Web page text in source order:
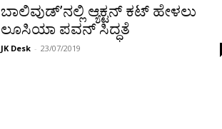
ಬಾಲಿವುಡ್’ನಲ್ಲಿ ಆ್ಯಕ್ಟನ್ ಕಟ್ ಹೇಳಲು
ಲೂಸಿಯಾ ಪವನ್ ಸಿದ್ಧತೆ
JK Desk - 23/07/2019